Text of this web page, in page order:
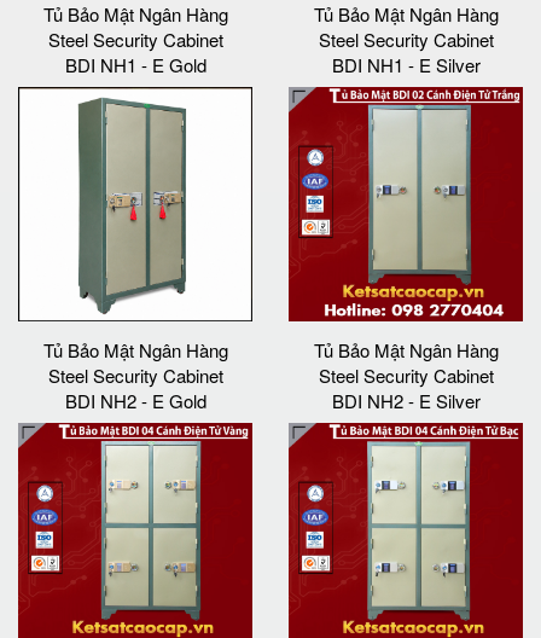
Tủ Bảo Mật Ngân Hàng
Steel Security Cabinet
BDI NH1 - E Gold
Tủ Bảo Mật Ngân Hàng
Steel Security Cabinet
BDI NH1 - E Silver
Tủ Bảo Mật Ngân Hàng
Steel Security Cabinet
BDI NH2 - E Gold
Tủ Bảo Mật Ngân Hàng
Steel Security Cabinet
BDI NH2 - E Silver